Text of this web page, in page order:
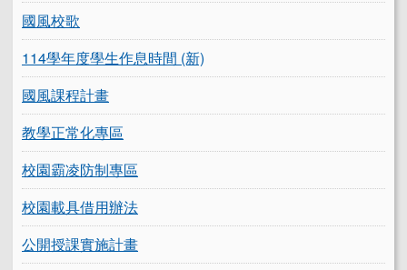
國風校歌
114學年度學生作息時間 (新)
國風課程計畫
教學正常化專區
校園霸凌防制專區
校園載具借用辦法
公開授課實施計畫